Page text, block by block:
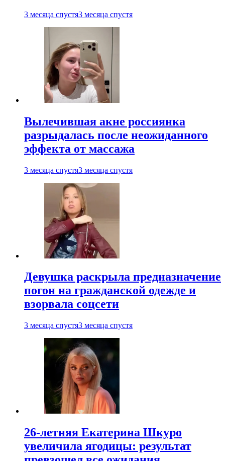
3 месяца спустя3 месяца спустя
Вылечившая акне россиянка
разрыдалась после неожиданного
эффекта от массажа
3 месяца спустя3 месяца спустя
Девушка раскрыла предназначение
погон на гражданской одежде и
взорвала соцсети
3 месяца спустя3 месяца спустя
26-летняя Екатерина Шкуро
увеличила ягодицы: результат